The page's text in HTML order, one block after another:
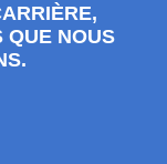
QUE NOUS